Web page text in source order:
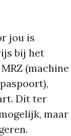
jou is
bij het
(machine
Dit ter
maar